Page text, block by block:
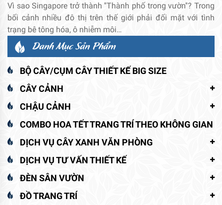
Vì sao Singapore trở thành ''Thành phố trong vườn''? Trong
bối cảnh nhiều đô thị trên thế giới phải đối mặt với tình
trạng bê tông hóa, ô nhiễm môi…
Danh Mục Sản Phẩm
BỘ CÂY/CỤM CÂY THIẾT KẾ BIG SIZE
CÂY CẢNH
CHẬU CẢNH
COMBO HOA TẾT TRANG TRÍ THEO KHÔNG GIAN
DỊCH VỤ CÂY XANH VĂN PHÒNG
DỊCH VỤ TƯ VẤN THIẾT KẾ
ĐÈN SÂN VƯỜN
ĐỒ TRANG TRÍ